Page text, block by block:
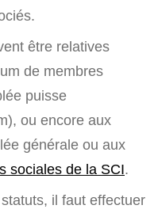
être relatives
de membres
puisse
ou encore aux
générale ou aux
sociales de la SCI.
il faut effectuer